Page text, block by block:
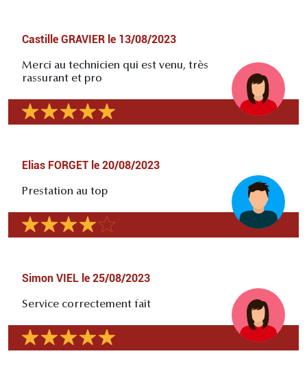
Castille GRAVIER le 13/08/2023
Merci au technicien qui est venu, très
rassurant et pro
Elias FORGET le 20/08/2023
Prestation au top
Simon VIEL le 25/08/2023
Service correctement fait